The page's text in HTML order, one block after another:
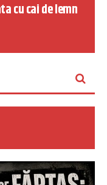
cu cai de lemn